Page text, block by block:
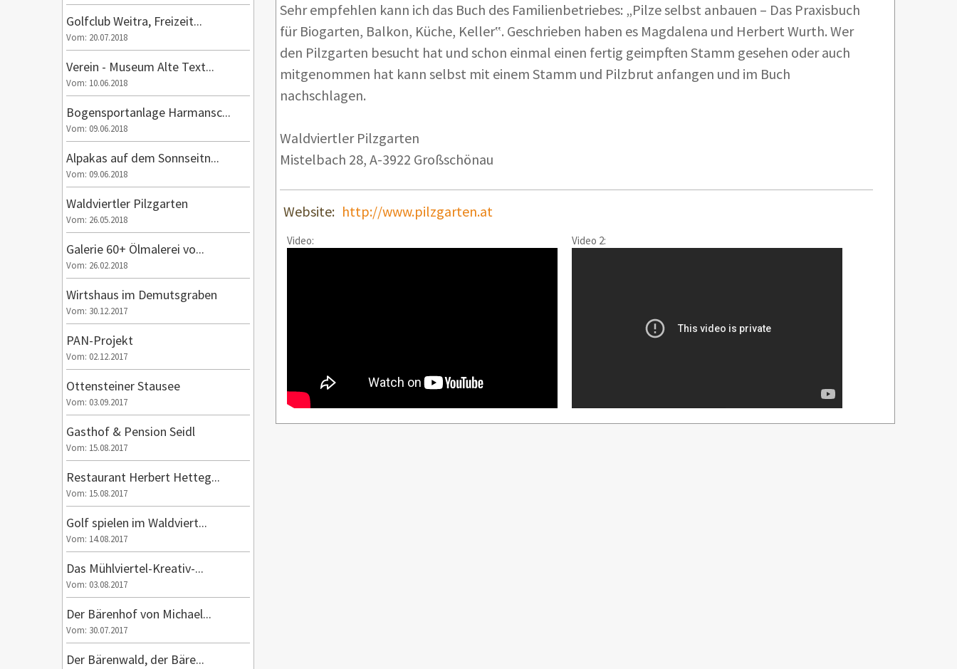
Golfclub Weitra, Freizeit...
Vom: 20.07.2018
Verein - Museum Alte Text...
Vom: 10.06.2018
Bogensportanlage Harmansc...
Vom: 09.06.2018
Alpakas auf dem Sonnseitn...
Vom: 09.06.2018
Waldviertler Pilzgarten
Vom: 26.05.2018
Galerie 60+ Ölmalerei vo...
Vom: 26.02.2018
Wirtshaus im Demutsgraben
Vom: 30.12.2017
PAN-Projekt
Vom: 02.12.2017
Ottensteiner Stausee
Vom: 03.09.2017
Gasthof & Pension Seidl
Vom: 15.08.2017
Restaurant Herbert Hetteg...
Vom: 15.08.2017
Golf spielen im Waldviert...
Vom: 14.08.2017
Das Mühlviertel-Kreativ-...
Vom: 03.08.2017
Der Bärenhof von Michael...
Vom: 30.07.2017
Der Bärenwald, der Bäre...
Sehr empfehlen kann ich das Buch des Familienbetriebes: „Pilze selbst anbauen – Das Praxisbuch
für Biogarten, Balkon, Küche, Keller‟. Geschrieben haben es Magdalena und Herbert Wurth. Wer
den Pilzgarten besucht hat und schon einmal einen fertig geimpften Stamm gesehen oder auch
mitgenommen hat kann selbst mit einem Stamm und Pilzbrut anfangen und im Buch
nachschlagen.
Waldviertler Pilzgarten
Mistelbach 28, A-3922 Großschönau
Website: http://www.pilzgarten.at
Video: Video 2: